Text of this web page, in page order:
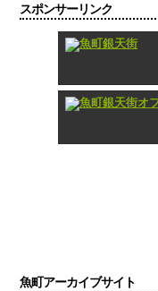
スポンサーリンク
魚町アーカイブサイト